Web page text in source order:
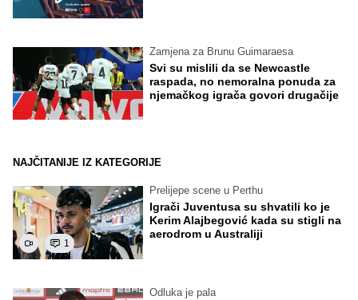
Zamjena za Brunu Guimaraesa
Svi su mislili da se Newcastle
raspada, no nemoralna ponuda za
njemačkog igrača govori drugačije
NAJČITANIJE IZ KATEGORIJE
1
Prelijepe scene u Perthu
Igrači Juventusa su shvatili ko je
Kerim Alajbegović kada su stigli na
aerodrom u Australiji
Odluka je pala